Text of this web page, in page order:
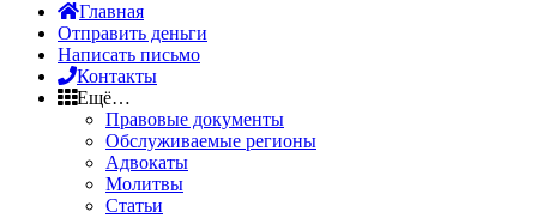
Главная
Отправить деньги
Написать письмо
Контакты
Ещё…
Правовые документы
Обслуживаемые регионы
Адвокаты
Молитвы
Статьи